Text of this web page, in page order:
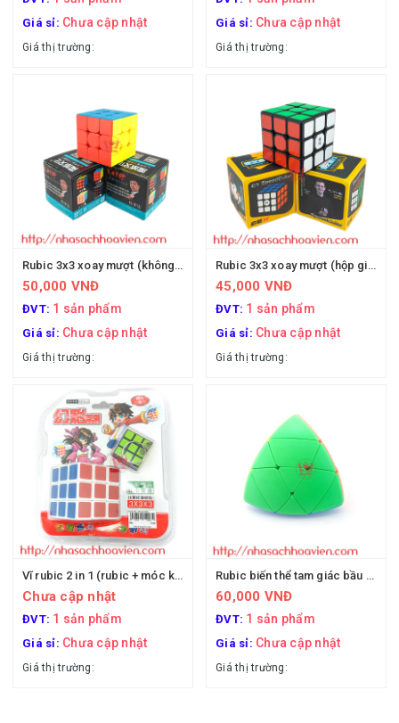
Giá sỉ: Chưa cập nhật
Giá thị trường:
Giá sỉ: Chưa cập nhật
Giá thị trường:
Rubic 3x3 xoay mượt (không viền)
50,000 VNĐ
ĐVT: 1 sản phẩm
Giá sỉ: Chưa cập nhật
Giá thị trường:
Rubic 3x3 xoay mượt (hộp giấy + viền)
45,000 VNĐ
ĐVT: 1 sản phẩm
Giá sỉ: Chưa cập nhật
Giá thị trường:
Vĩ rubic 2 in 1 (rubic + móc khóa)
Chưa cập nhật
ĐVT: 1 sản phẩm
Giá sỉ: Chưa cập nhật
Giá thị trường:
Rubic biến thể tam giác bầu tròn (hộp nhựa)
60,000 VNĐ
ĐVT: 1 sản phẩm
Giá sỉ: Chưa cập nhật
Giá thị trường: